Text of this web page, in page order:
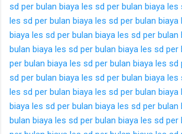
sd per bulan biaya les sd per bulan biaya les
les sd per bulan biaya les sd per bulan biaya
biaya les sd per bulan biaya les sd per bulan
bulan biaya les sd per bulan biaya les sd per
per bulan biaya les sd per bulan biaya les sd
sd per bulan biaya les sd per bulan biaya les
les sd per bulan biaya les sd per bulan biaya
biaya les sd per bulan biaya les sd per bulan
bulan biaya les sd per bulan biaya les sd per